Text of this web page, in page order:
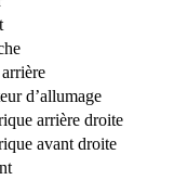
d’allumage
arrière droite
avant droite